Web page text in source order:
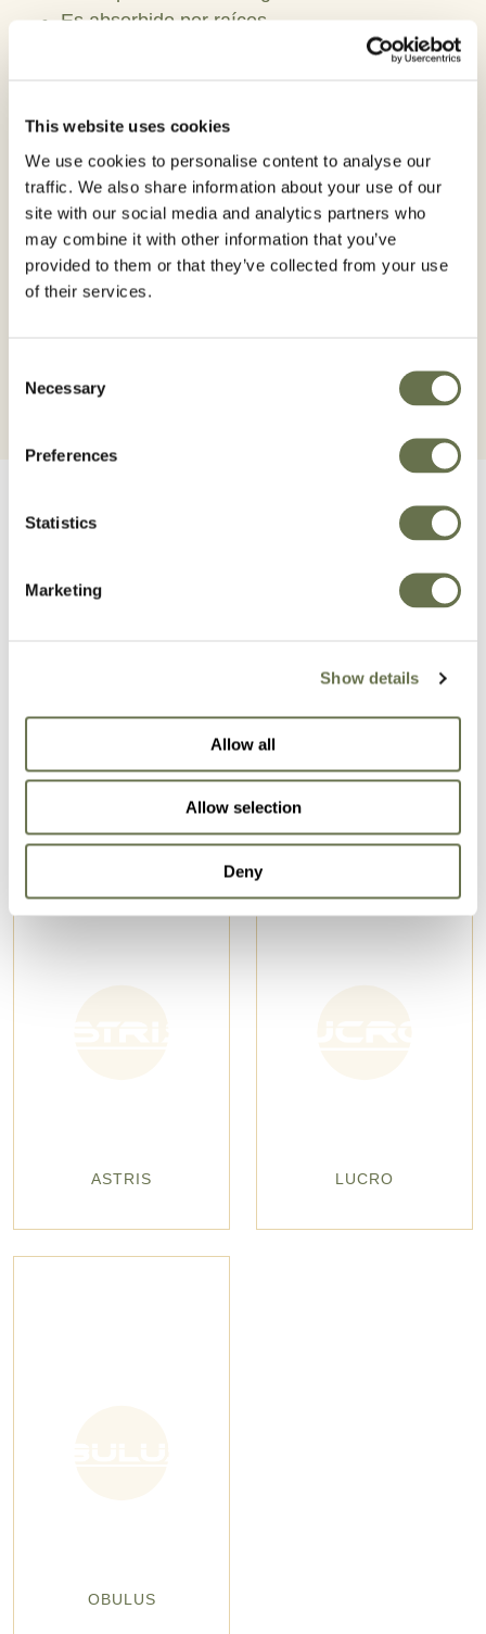
This website uses cookies
We use cookies to personalise content to analyse our
traffic. We also share information about your use of our
site with our social media and analytics partners who
may combine it with other information that you’ve
provided to them or that they’ve collected from your use
of their services.
Selection
Necessary
Preferences
Statistics
Marketing
Show details
Allow all
Allow selection
Deny
Es absorbido por raíces.
Ofrece prolongada protección durante los
Formulación:Suspención concentrada para
tratamientos de semillas (FS).
Clase toxicológica: II (AMARILLO) – Producto
moderadamente peligroso.
Productos relacionados
ASTRIS LUCRO
OBULUS